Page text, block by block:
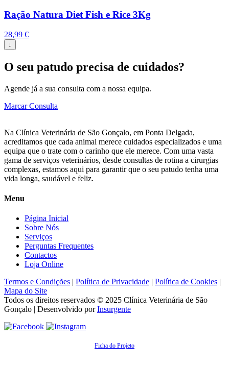
Ração Natura Diet Fish e Rice 3Kg
28,99 €
↓
O seu patudo precisa de cuidados?
Agende já a sua consulta com a nossa equipa.
Marcar Consulta
Na Clínica Veterinária de São Gonçalo, em Ponta Delgada,
acreditamos que cada animal merece cuidados especializados e uma
equipa que o trate com o carinho que ele merece. Com uma vasta
gama de serviços veterinários, desde consultas de rotina a cirurgias
complexas, estamos aqui para garantir que o seu patudo tenha uma
vida longa, saudável e feliz.
Menu
Página Inicial
Sobre Nós
Serviços
Perguntas Frequentes
Contactos
Loja Online
Termos e Condições | Política de Privacidade | Política de Cookies |
Mapa do Site
Todos os direitos reservados © 2025 Clínica Veterinária de São
Gonçalo | Desenvolvido porInsurgente
Ficha do Projeto